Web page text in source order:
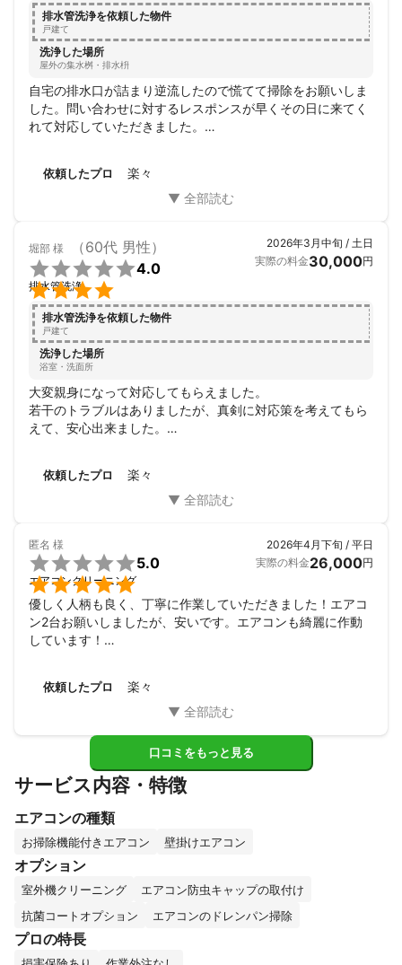
排水管洗浄を依頼した物件
戸建て
洗浄した場所
屋外の集水桝・排水枡
自宅の排水口が詰まり逆流したので慌てて掃除をお願いしま
した。問い合わせに対するレスポンスが早くその日に来てく
れて対応していただきました。
また何かありましたらお願いしたいと思います。この度はあ
依頼したプロ 楽々
堀部 様 （60代 男性）


4.0
排水管洗浄
2026年3月中旬 / 土日
実際の料金30,000円
排水管洗浄を依頼した物件
戸建て
洗浄した場所
浴室・洗面所
大変親身になって対応してもらえました。
若干のトラブルはありましたが、真剣に対応策を考えてもら
えて、安心出来ました。
依頼したプロ 楽々
匿名 様


5.0
エアコンクリーニング
2026年4月下旬 / 平日
実際の料金26,000円
優しく人柄も良く、丁寧に作業していただきました！エアコ
ン2台お願いしましたが、安いです。エアコンも綺麗に作動
しています！
依頼したプロ 楽々
口コミをもっと見る
サービス内容・特徴
エアコンの種類
お掃除機能付きエアコン 壁掛けエアコン
オプション
室外機クリーニング
エアコン防虫キャップの取付け
抗菌コートオプション
エアコンのドレンパン掃除
プロの特長